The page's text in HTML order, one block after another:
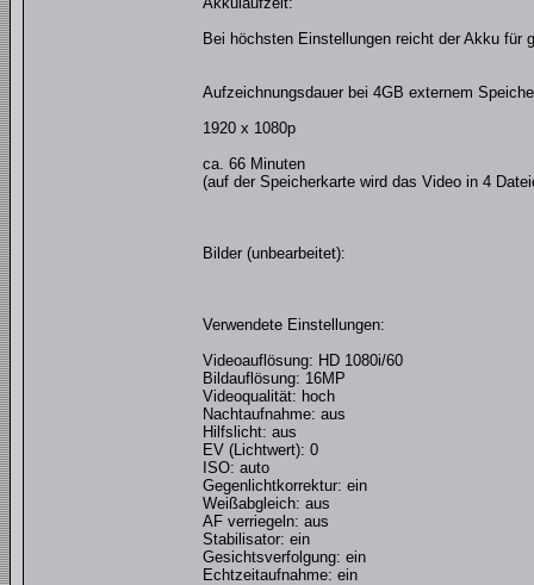
Bei höchsten Einstellungen reicht der Akku für
Aufzeichnungsdauer bei 4GB externem
1920 x 1080p
ca. 66 Minuten
(auf der Speicherkarte wird das Video in 4
Bilder (unbearbeitet):
Verwendete Einstellungen:
Videoauflösung: HD 1080i/60
Bildauflösung: 16MP
Videoqualität: hoch
Nachtaufnahme: aus
Hilfslicht: aus
EV (Lichtwert): 0
ISO: auto
Gegenlichtkorrektur: ein
Weißabgleich: aus
AF verriegeln: aus
Stabilisator: ein
Gesichtsverfolgung: ein
Echtzeitaufnahme: ein